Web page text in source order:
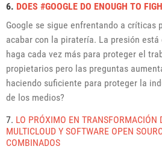
6. DOES #GOOGLE DO ENOUGH TO
Google se sigue enfrentando a críticas
acabar con la piratería. La presión está
haga cada vez más para proteger el
propietarios pero las preguntas
haciendo suficiente para proteger la
de los medios?
7. LO PRÓXIMO EN TRANSFORMACIÓN
MULTICLOUD Y SOFTWARE OPEN
COMBINADOS